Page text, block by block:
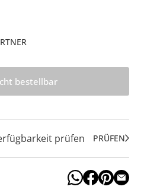
bestellbar
prüfen PRÜFEN